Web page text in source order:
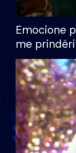
Emocione
me
divorci apo